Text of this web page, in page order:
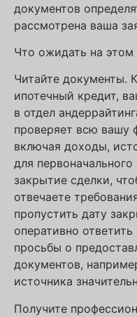
документов
рассмотрена ваша
Что ожидать на этом
Читайте документы.
ипотечный кредит,
в отдел
проверяет всю вашу
включая доходы,
для
закрытие сделки,
отвечаете
пропустить дату
оперативно
просьбы о
документов,
источника
Получите